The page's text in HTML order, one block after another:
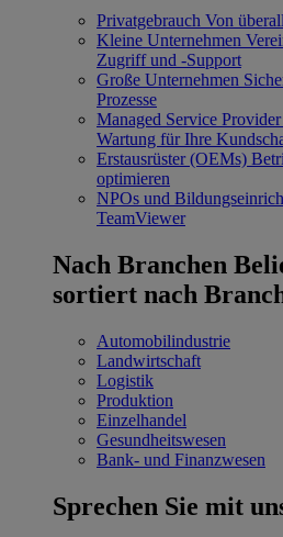
Privatgebrauch Von
Kleine Unternehmen
Zugriff und -Support
Große Unternehmen
Prozesse
Managed Service Provider
Wartung für Ihre
Erstausrüster (OEMs)
optimieren
NPOs und
TeamViewer
Nach Branchen
sortiert nach
Automobilindustrie
Landwirtschaft
Logistik
Produktion
Einzelhandel
Gesundheitswesen
Bank- und Finanzwesen
Sprechen Sie mit